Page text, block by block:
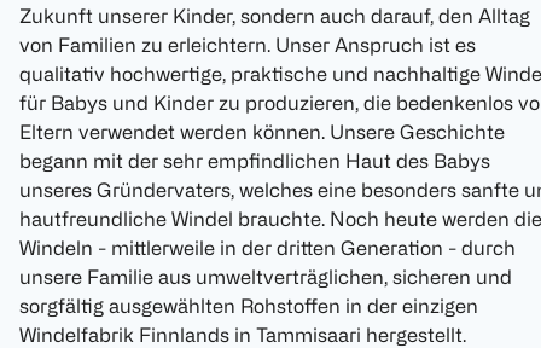
Zukunft unserer Kinder, sondern auch darauf, den Alltag
von Familien zu erleichtern. Unser Anspruch ist es
qualitativ hochwertige, praktische und nachhaltige
für Babys und Kinder zu produzieren, die bedenkenlos
Eltern verwendet werden können. Unsere Geschichte
begann mit der sehr empfindlichen Haut des Babys
unseres Gründervaters, welches eine besonders sanfte
hautfreundliche Windel brauchte. Noch heute werden die
Windeln - mittlerweile in der dritten Generation - durch
unsere Familie aus umweltverträglichen, sicheren und
sorgfältig ausgewählten Rohstoffen in der einzigen
Windelfabrik Finnlands in Tammisaari hergestellt.